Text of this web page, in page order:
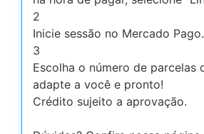
2
Inicie sessão no Mercado Pago.
3
Escolha o número de parcelas
adapte a você e pronto!
Crédito sujeito a aprovação.